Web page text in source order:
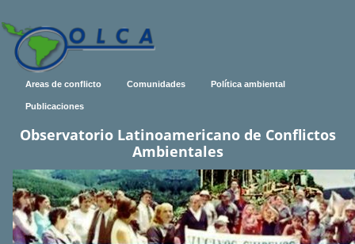
Areas de conflicto Comunidades Política ambiental
Publicaciones
Observatorio Latinoamericano de Conflictos
Ambientales